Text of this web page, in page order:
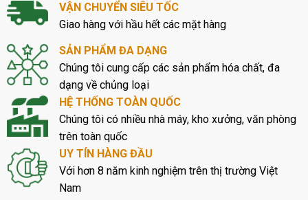
VẬN CHUYỂN SIÊU TỐC
Giao hàng với hầu hết các mặt hàng
SẢN PHẨM ĐA DẠNG
Chúng tôi cung cấp các sản phẩm hóa chất, đa
dạng về chủng loại
HỆ THỐNG TOÀN QUỐC
Chúng tôi có nhiều nhà máy, kho xưởng, văn phòng
trên toàn quốc
UY TÍN HÀNG ĐẦU
Với hơn 8 năm kinh nghiệm trên thị trường Việt
Nam